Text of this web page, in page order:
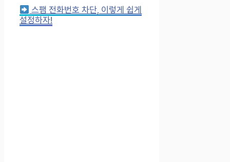
스팸 전화번호 차단, 이렇게 쉽게
설정하자!